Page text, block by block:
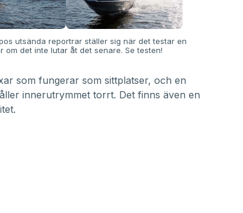
utsända reportrar ställer sig när det testar en
det inte lutar åt det senare. Se testen!
som fungerar som sittplatser, och en
innerutrymmet torrt. Det finns även en